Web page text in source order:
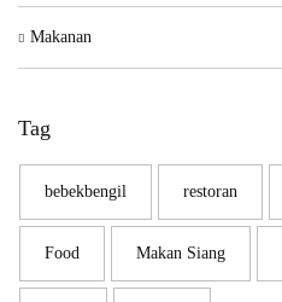
Makanan
Tag
bebekbengil restoran
Food Makan Siang